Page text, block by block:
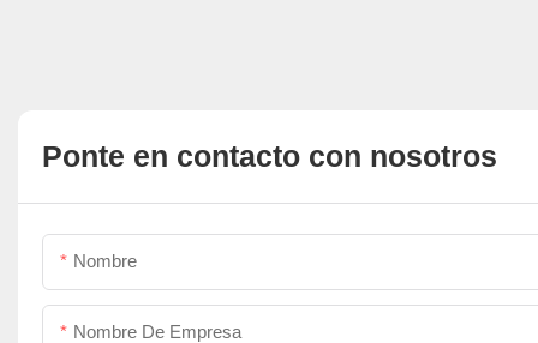
Ponte en contacto con nosotros
Nombre
Nombre De Empresa